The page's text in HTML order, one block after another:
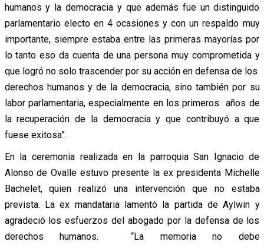
humanos y la democracia y que además fue un distinguido
parlamentario electo en 4 ocasiones y con un respaldo muy
importante, siempre estaba entre las primeras mayorías por
lo tanto eso da cuenta de una persona muy comprometida y
que logró no solo trascender por su acción en defensa de los
derechos humanos y de la democracia, sino también por su
labor parlamentaria, especialmente en los primeros años de
la recuperación de la democracia y que contribuyó a que
fuese exitosa”.
En la ceremonia realizada en la parroquia San Ignacio de
Alonso de Ovalle estuvo presente la ex presidenta Michelle
Bachelet, quien realizó una intervención que no estaba
prevista. La ex mandataria lamentó la partida de Aylwin y
agradeció los esfuerzos del abogado por la defensa de los
derechos humanos. “La memoria no debe